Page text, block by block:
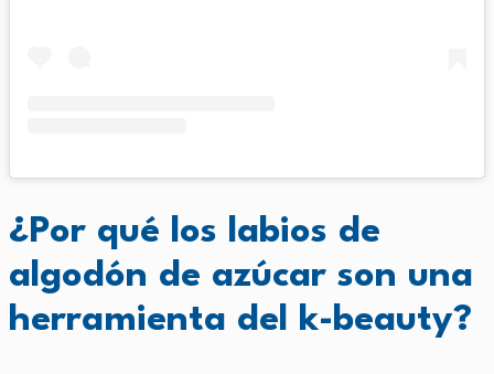
¿Por qué los labios de
algodón de azúcar son una
herramienta del k-beauty?